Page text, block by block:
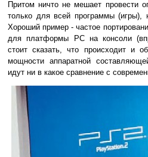
Притом ничто не мешает провести
только для всей программы (игры),
Хороший пример - частое
для платформы PC на консоли
стоит сказать, что происходит и
мощности аппаратной
идут ни в какое сравнение с